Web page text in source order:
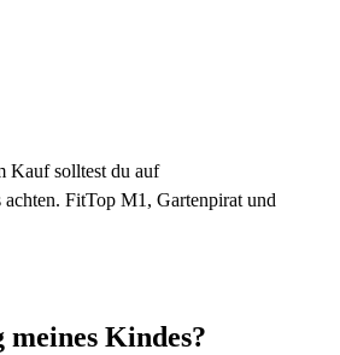
Kauf solltest du auf
FitTop M1, Gartenpirat und
Kindes?